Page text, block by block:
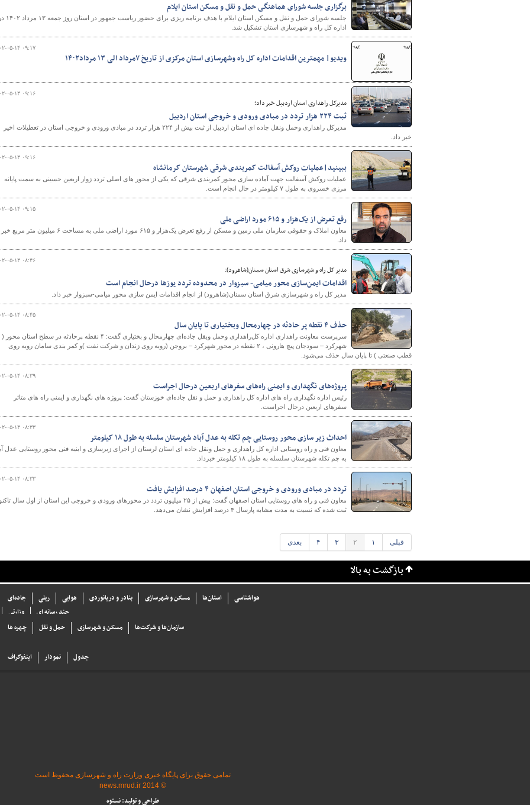
برگزاری جلسه شورای هماهنگی حمل و نقل و مسکن استان ایلام
جلسه شورای حمل و نقل و مسکن استان ایلام با هدف برنامه ریزی برای حضور ریاست جمهور در استان روز جمعه ۱۳ مرداد ۱۴۰۲ در
اداره کل راه و شهرسازی استان تشکیل شد.
۱۴۰۲-۰۵-۱۴
ویدیو| مهمترین اقدامات اداره کل راه وشهرسازی استان مرکزی از تاریخ ۷مرداد الی ۱۳ مرداد۱۴۰۲
۱۴۰۲-۰۵-۱۴
مدیرکل راهداری استان اردبیل خبر داد؛
ثبت ۲۲۴ هزار تردد در مبادی ورودی و خروجی استان اردبیل
مدیرکل راهداری وحمل ونقل جاده ای استان اردبیل از ثبت بیش از ۲۲۴ هزار تردد در مبادی ورودی و خروجی استان در تعطیلات اخیر
خبر داد.
۱۴۰۲-۰۵-۱۴
ببینید|عملیات روکش آسفالت کمربندی شرقی شهرستان کرمانشاه
عملیات روکش آسفالت جهت آماده سازی محور کمربندی شرقی که یکی از محور های اصلی تردد زوار اربعین حسینی به سمت پایانه
مرزی خسروی به طول ۷ کیلومتر در حال انجام است.
۱۴۰۲-۰۵-۱۴
رفع تعرض از یک‌هزار و ۶۱۵ مورد اراضی ملی
معاون املاک و حقوقی سازمان ملی زمین و مسکن از رفع تعرض یک‌هزار و ۶۱۵ مورد اراضی ملی به مساحت ۶ میلیون متر مربع خبر
داد.
۱۴۰۲-۰۵-۱۴
مدیر کل راه و شهرسازی شرق استان سمنان(شاهرود):
اقدامات ایمن‌سازی محور میامی- سبزوار در محدوده تردد یوزها درحال انجام است
مدیر کل راه و شهرسازی شرق استان سمنان(شاهرود) از انجام اقدامات ایمن سازی محور میامی-سبزوار خبر داد.
۱۴۰۲-۰۵-۱۴
حذف ۴ نقطه پر حادثه در چهارمحال وبختیاری تا پایان سال
سرپرست معاونت راهداری اداره کل‌راهداری وحمل وبقل جاده‌ای چهارمحال و بختیاری گفت: ۴ نقطه پرحادثه در سطح استان محور (
شهرکرد – سودجان پیچ هارونی ، ۲ نقطه در محور شهرکرد – بروجن (روبه روی زندان و شرکت نفت )و کمر بندی سامان روبه روی
قطب صنعتی ) تا پایان سال حذف می‌شود.
۱۴۰۲-۰۵-۱۴
پروژه‌های نگهداری و ایمنی راه‌های سفرهای اربعین درحال اجراست
رئیس اداره نگهداری راه های اداره کل راهداری و حمل و نقل جاده‌ای خوزستان گفت: پروژه های نگهداری و ایمنی راه های متاثر
سفرهای اربعین درحال اجراست.
۱۴۰۲-۰۵-۱۴
احداث زیر سازی محور روستایی چم تکله به عدل آباد شهرستان سلسله به طول ۱۸ کیلومتر
معاون فنی و راه روستایی اداره کل راهداری و حمل ونقل جاده ای استان لرستان از اجرای زیرسازی و ابنیه فنی محور روستایی عدل
به چم تکله شهرستان سلسله به طول ۱۸ کیلومتر خبرداد.
۱۴۰۲-۰۵-۱۴
تردد در مبادی ورودی و خروجی استان اصفهان ۴ درصد افزایش یافت
معاون فنی و راه های روستایی استان اصفهان گفت: بیش از ۲۵ میلیون تردد در محورهای ورودی و خروجی این استان از اول سال
ثبت شده که نسبت به مدت مشابه پارسال ۴ درصد افزایش نشان می‌دهد.
قبلی ۱ ۲ ۳ ۴ بعدی
بازگشت به بالا
جاده‌ای ریلی هوایی بنادر و دریانوردی مسکن و شهرسازی استان‌ها
هواشناسی
وزارتی
چند رسانه ای
چهره ها حمل و نقل مسکن و شهرسازی سازما‌ن‌ها و شركت‌ها
اینفوگراف نمودار جدول
تمامی حقوق برای پایگاه خبری وزارت راه و شهرسازی محفوظ است
© 2014 news.mrud.ir
طراحی و تولید: نستوه